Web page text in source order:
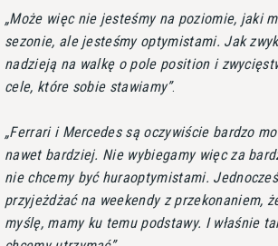
Może więc nie jesteśmy na poziomie, jaki
sezonie, ale jesteśmy optymistami. Jak
nadzieją na walkę o pole position i
cele, które sobie stawiamy .
Ferrari i Mercedes są oczywiście bardzo
nawet bardziej. Nie wybiegamy więc za
nie chcemy być huraoptymistami.
przyjeżdżać na weekendy z przekonaniem,
myślę, mamy ku temu podstawy. I właśnie